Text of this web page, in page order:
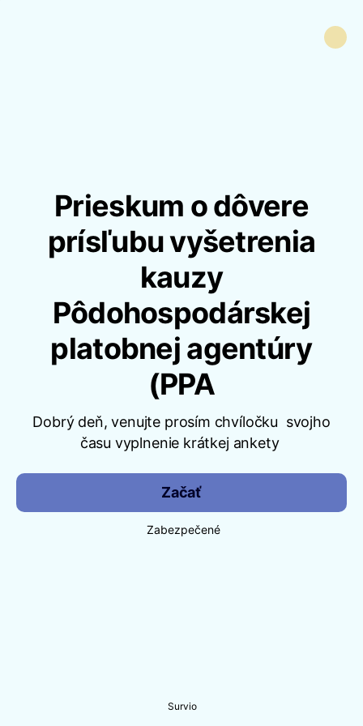
Prieskum o dôvere
prísľubu vyšetrenia
kauzy
Pôdohospodárskej
platobnej agentúry
(PPA
Dobrý deň, venujte prosím chvíločku svojho
času vyplnenie krátkej ankety
Začať
Zabezpečené
Survio